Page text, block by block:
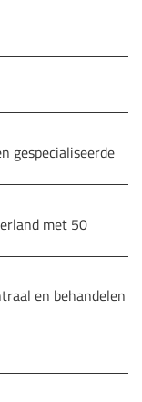
gespecialiseerde
met 50
en behandelen